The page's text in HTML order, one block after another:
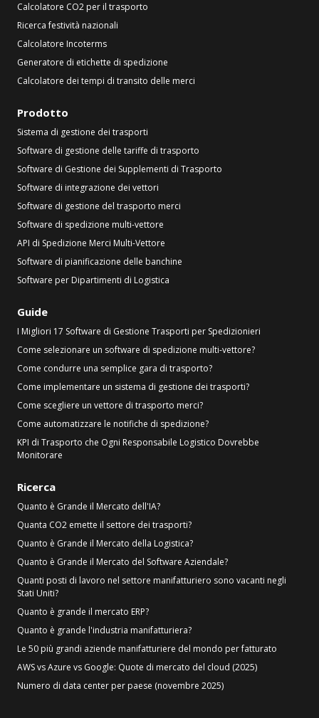
Calcolatore CO2 per il trasporto
Ricerca festività nazionali
Calcolatore Incoterms
Generatore di etichette di spedizione
Calcolatore dei tempi di transito delle merci
Prodotto
Sistema di gestione dei trasporti
Software di gestione delle tariffe di trasporto
Software di Gestione dei Supplementi di Trasporto
Software di integrazione dei vettori
Software di gestione del trasporto merci
Software di spedizione multi-vettore
API di Spedizione Merci Multi-Vettore
Software di pianificazione delle banchine
Software per Dipartimenti di Logistica
Guide
I Migliori 17 Software di Gestione Trasporti per Spedizionieri
Come selezionare un software di spedizione multi-vettore?
Come condurre una semplice gara di trasporto?
Come implementare un sistema di gestione dei trasporti?
Come scegliere un vettore di trasporto merci?
Come automatizzare le notifiche di spedizione?
KPI di Trasporto che Ogni Responsabile Logistico Dovrebbe
Monitorare
Ricerca
Quanto è Grande il Mercato dell'IA?
Quanta CO2 emette il settore dei trasporti?
Quanto è Grande il Mercato della Logistica?
Quanto è Grande il Mercato del Software Aziendale?
Quanti posti di lavoro nel settore manifatturiero sono vacanti negli
Stati Uniti?
Quanto è grande il mercato ERP?
Quanto è grande l'industria manifatturiera?
Le 50 più grandi aziende manifatturiere del mondo per fatturato
AWS vs Azure vs Google: Quote di mercato del cloud (2025)
Numero di data center per paese (novembre 2025)